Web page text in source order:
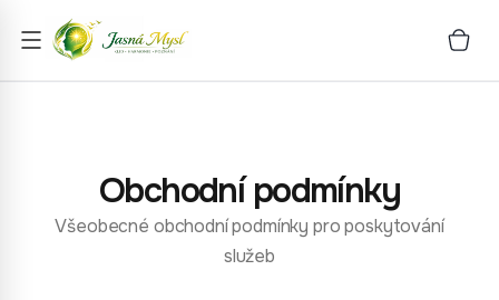
Obchodní podmínky
Všeobecné obchodní podmínky pro poskytování
služeb